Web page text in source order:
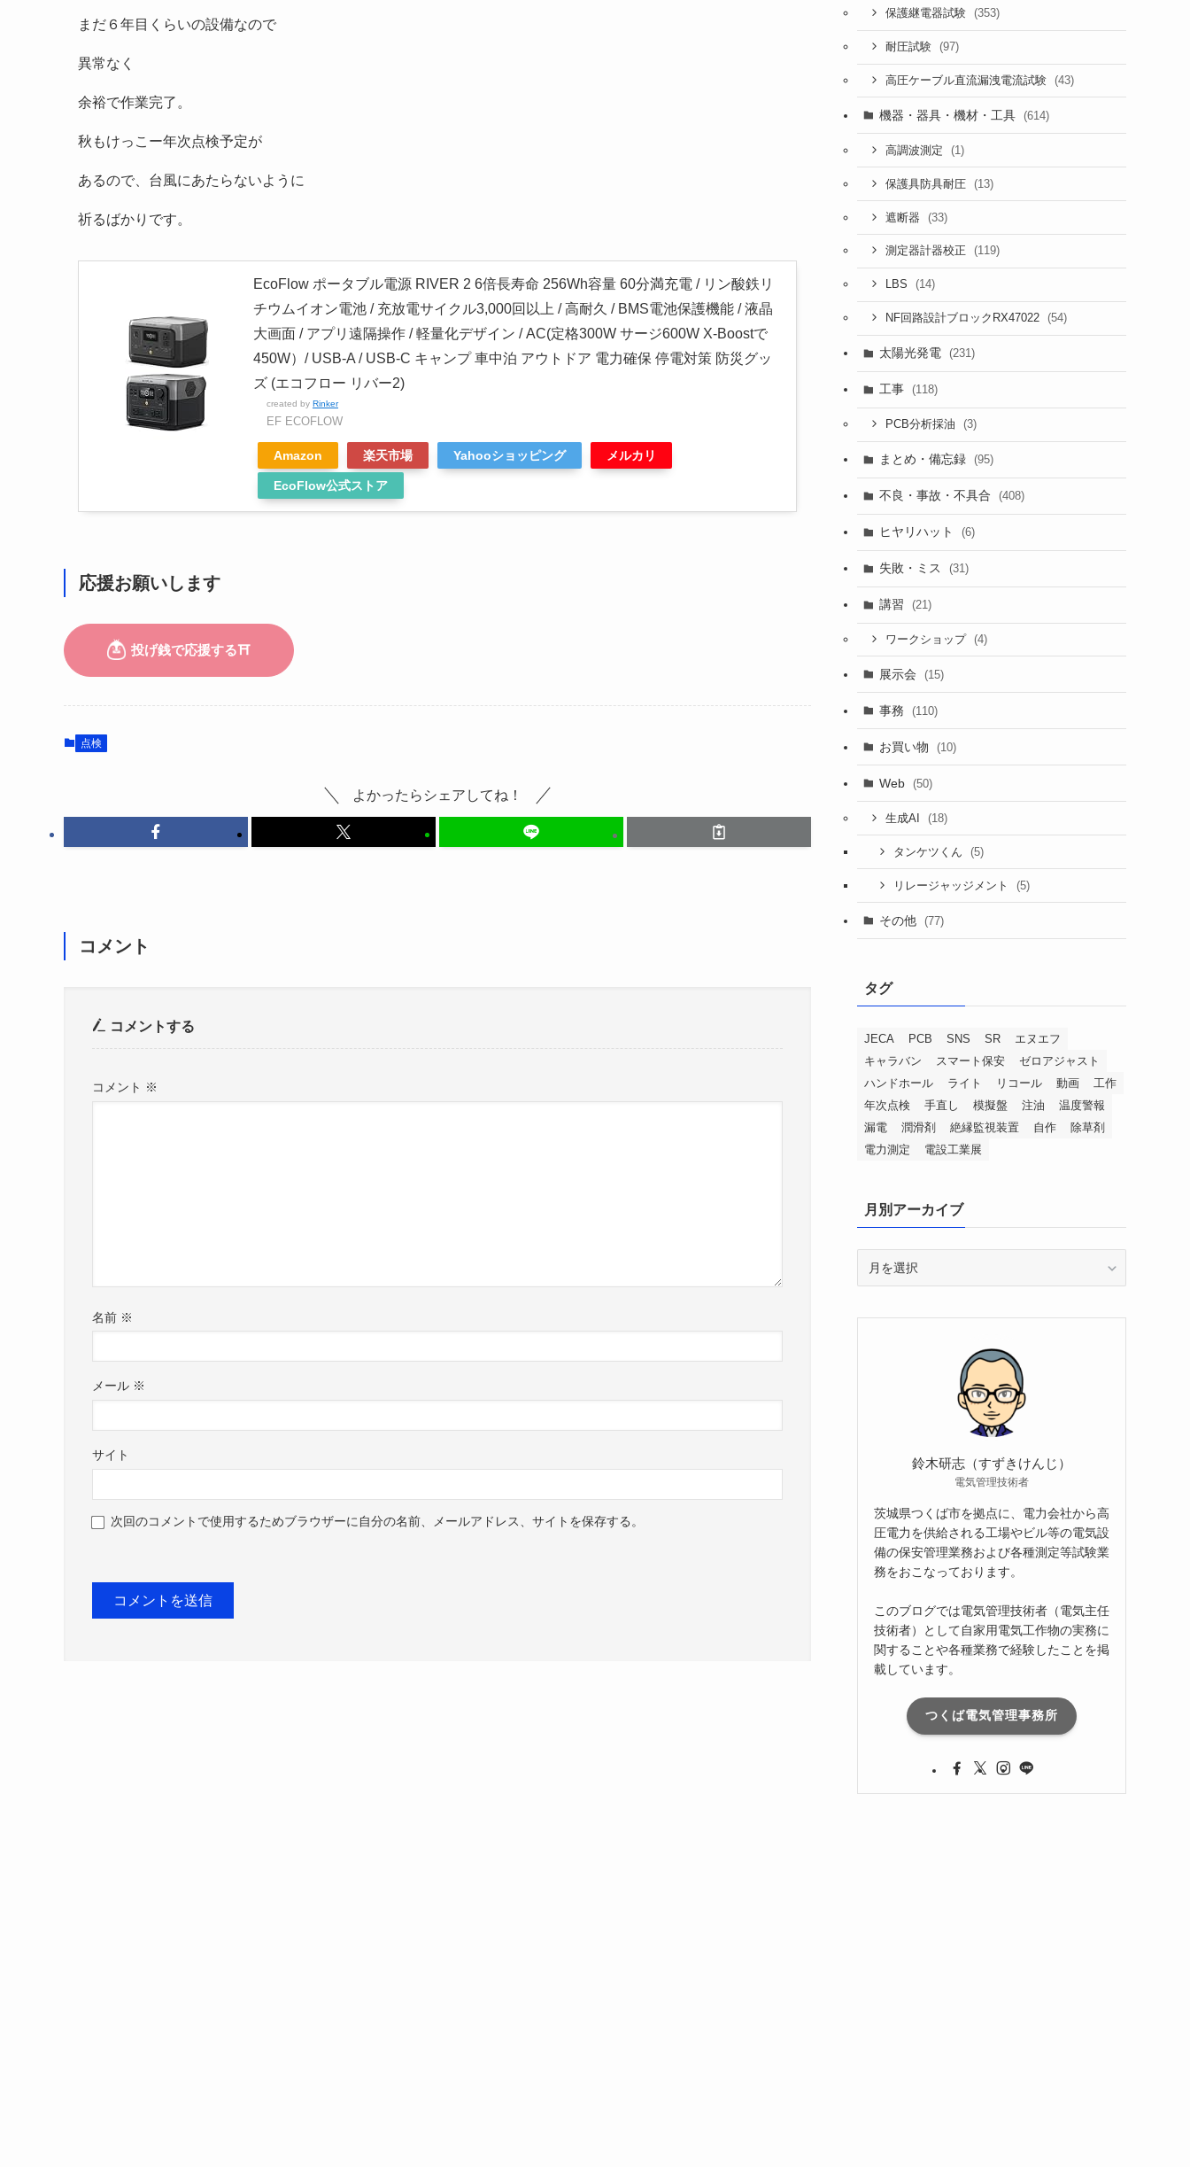
まだ６年目くらいの設備なので
異常なく
余裕で作業完了。
秋もけっこー年次点検予定が
あるので、台風にあたらないように
祈るばかりです。
EcoFlow ポータブル電源 RIVER 2 6倍長寿命 256Wh容量 60分満充電 / リン酸鉄リ
チウムイオン電池 / 充放電サイクル3,000回以上 / 高耐久 / BMS電池保護機能 / 液晶
大画面 / アプリ遠隔操作 / 軽量化デザイン / AC(定格300W サージ600W X-Boostで
450W）/ USB-A / USB-C キャンプ 車中泊 アウトドア 電力確保 停電対策 防災グッ
ズ (エコフロー リバー2)
created by Rinker
EF ECOFLOW
Amazon 楽天市場 Yahooショッピング メルカリ
EcoFlow公式ストア
応援お願いします
点検
よかったらシェアしてね！
コメント
コメントする
コメント ※
名前 ※
メール ※
サイト
次回のコメントで使用するためブラウザーに自分の名前、メールアドレス、サイトを保存する。
保護継電器試験 (353)
耐圧試験 (97)
高圧ケーブル直流漏洩電流試験 (43)
機器・器具・機材・工具 (614)
高調波測定 (1)
保護具防具耐圧 (13)
遮断器 (33)
測定器計器校正 (119)
LBS (14)
NF回路設計ブロックRX47022 (54)
太陽光発電 (231)
工事 (118)
PCB分析採油 (3)
まとめ・備忘録 (95)
不良・事故・不具合 (408)
ヒヤリハット (6)
失敗・ミス (31)
講習 (21)
ワークショップ (4)
展示会 (15)
事務 (110)
お買い物 (10)
Web (50)
生成AI (18)
タンケツくん (5)
リレージャッジメント (5)
その他 (77)
タグ
JECA PCB SNS SR
エヌエフ
キャラバン
スマート保安
ゼロアジャスト
ハンドホール
ライト リコール 動画
工作
年次点検
手直し 模擬盤 注油
温度警報
漏電
潤滑剤 絶縁監視装置 自作
除草剤
電力測定
電設工業展
月別アーカイブ
ー
鈴木研志（すずきけんじ）
電気管理技術者
茨城県つくば市を拠点に、電力会社から高
圧電力を供給される工場やビル等の電気設
備の保安管理業務および各種測定等試験業
務をおこなっております。
このブログでは電気管理技術者（電気主任
技術者）として自家用電気工作物の実務に
関することや各種業務で経験したことを掲
載しています。
つくば電気管理事務所